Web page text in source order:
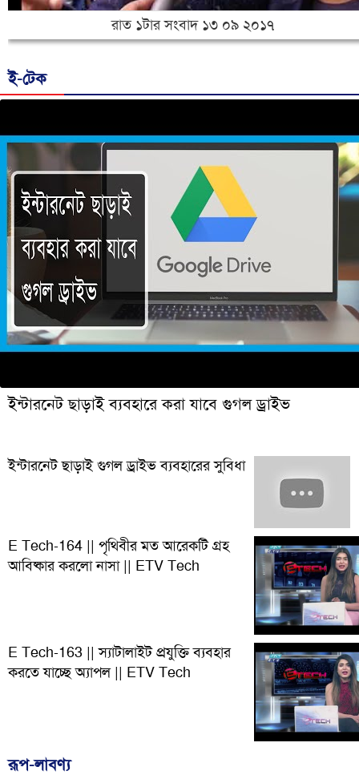
রাত ১টার সংবাদ ১৩ ০৯ ২০১৭
ই-টেক
ইন্টারনেট ছাড়াই ব্যবহারে করা যাবে গুগল ড্রাইভ
ইন্টারনেট ছাড়াই গুগল ড্রাইভ ব্যবহারের সুবিধা
E Tech-164 || পৃথিবীর মত আরেকটি গ্রহ
আবিষ্কার করলো নাসা || ETV Tech
E Tech-163 || স্যাটালাইট প্রযুক্তি ব্যবহার
করতে যাচ্ছে অ্যাপল || ETV Tech
রূপ-লাবণ্য